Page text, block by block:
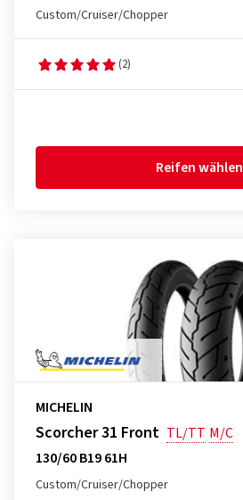
Custom/Cruiser/Chopper
(2)
Reifen wählen
MICHELIN
Scorcher 31 Front TL/TT M/C
130/60 B19 61H
Custom/Cruiser/Chopper